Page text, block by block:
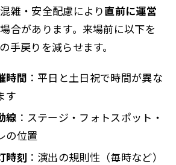
雑・安全配慮により直前に運営
合があります。来場前に以下を
手戻りを減らせます。
時間 ：平日と土日祝で時間が異な
す
線 ：ステージ・フォトスポット・
の位置
時刻 ：演出の規則性（毎時など）